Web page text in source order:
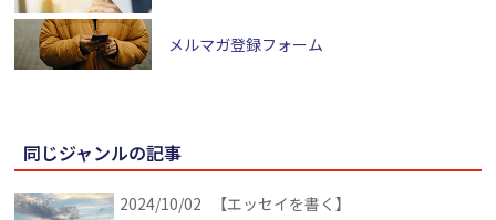
メルマガ登録フォーム
同じジャンルの記事
2024/10/02 【エッセイを書く】